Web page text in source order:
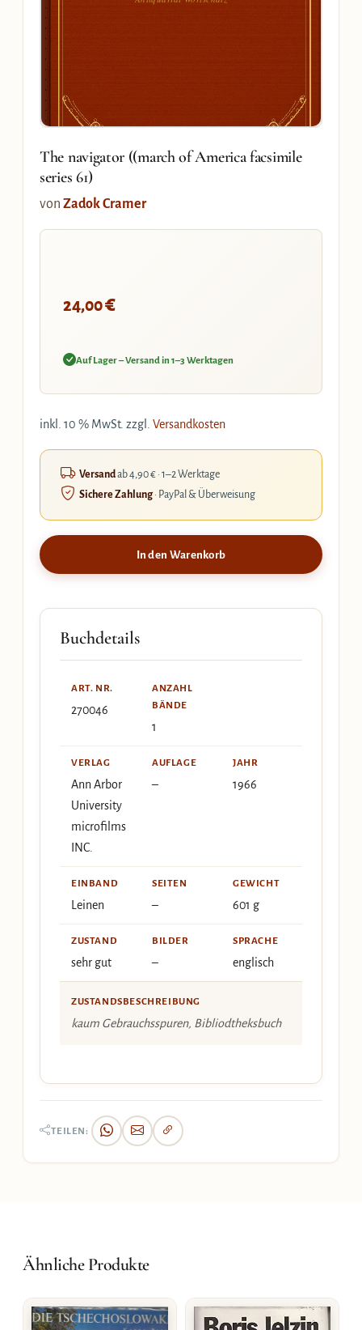
The navigator ((march of America facsimile
series 61)
von Zadok Cramer
24,00€
Auf Lager – Versand in 1–3 Werktagen
inkl. 10 % MwSt. zzgl. Versandkosten
Versandab 4,90 € · 1–2 Werktage
Sichere Zahlung· PayPal & Überweisung
In den Warenkorb
Buchdetails
ART. NR.
270046
ANZAHL
BÄNDE
1
VERLAG
Ann Arbor
University
microfilms
INC.
AUFLAGE
–
JAHR
1966
EINBAND
Leinen
SEITEN
–
GEWICHT
601 g
ZUSTAND
sehr gut
BILDER
–
SPRACHE
englisch
ZUSTANDSBESCHREIBUNG
kaum Gebrauchsspuren, Bibliodtheksbuch
TEILEN:
Ähnliche Produkte